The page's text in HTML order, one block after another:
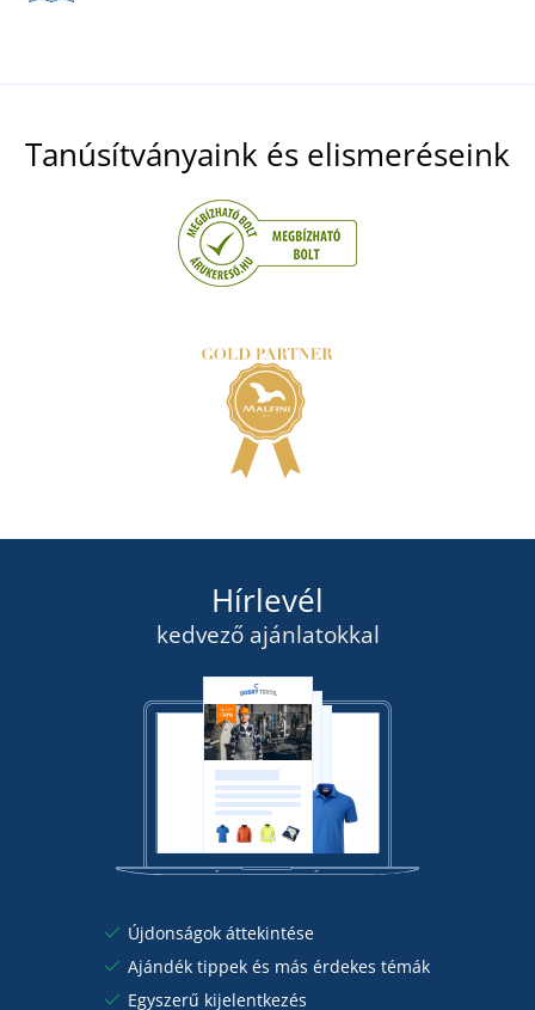
Tanúsítványaink és elismeréseink
Hírlevél
kedvező ajánlatokkal
Újdonságok áttekintése
Ajándék tippek és más érdekes témák
Egyszerű kijelentkezés